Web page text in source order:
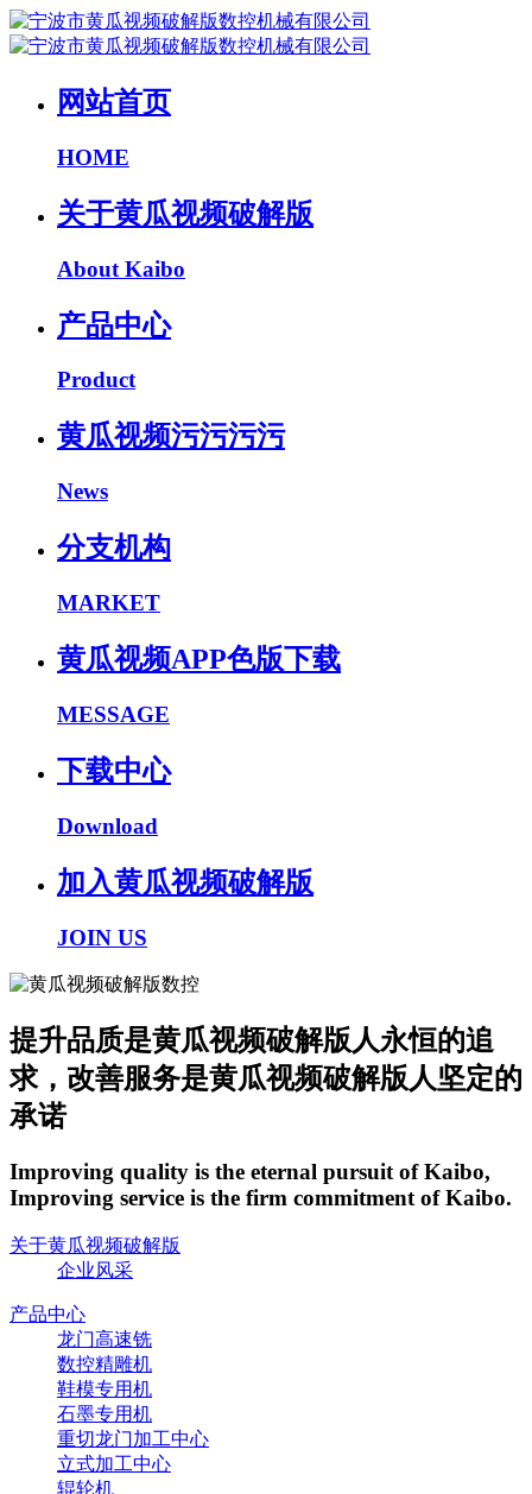
网站首页
HOME
关于黄瓜视频破解版
About Kaibo
产品中心
Product
黄瓜视频污污污污
News
分支机构
MARKET
黄瓜视频APP色版下载
MESSAGE
下载中心
Download
加入黄瓜视频破解版
JOIN US
提升品质是黄瓜视频破解版人永恒的追
求，改善服务是黄瓜视频破解版人坚定的
承诺
Improving quality is the eternal pursuit of Kaibo,
Improving service is the firm commitment of Kaibo.
关于黄瓜视频破解版
企业风采
产品中心
龙门高速铣
数控精雕机
鞋模专用机
石墨专用机
重切龙门加工中心
立式加工中心
辊轮机